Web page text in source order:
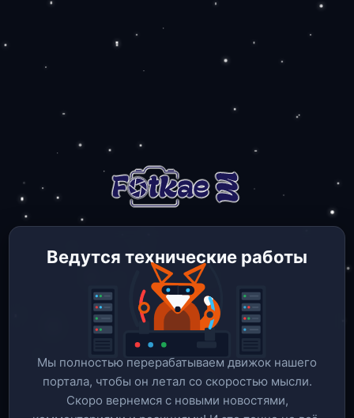
Ведутся технические работы
Мы полностью перерабатываем движок нашего
портала, чтобы он летал со скоростью мысли.
Скоро вернемся c новыми новостями,